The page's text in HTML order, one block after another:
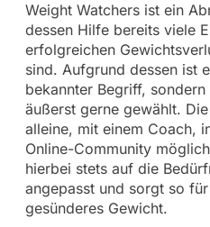
Weight Watchers ist ein
dessen Hilfe bereits viele
erfolgreichen
sind. Aufgrund dessen ist
bekannter Begriff,
äußerst gerne gewählt.
alleine, mit einem Coach,
Online-Community
hierbei stets auf die
angepasst und sorgt so
gesünderes Gewicht.